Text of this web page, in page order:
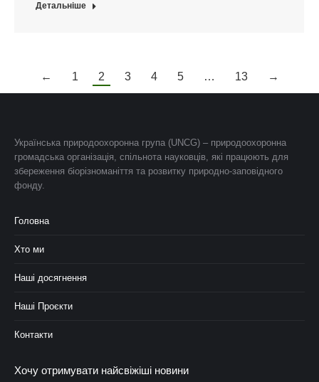
Детальніше
← 1 2 3 4 5 … 13 →
Українська природоохоронна група (UNCG) – природоохоронна
громадська організація, спільнота науковців, які працюють для
збереження біорізноманіття та розвитку природно-заповідного
фонду.
Головна
Хто ми
Наші досягнення
Наші Проєкти
Контакти
Хочу отримувати найсвіжіші новини